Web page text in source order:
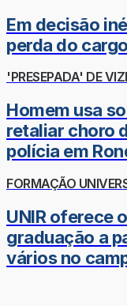
Em decisão
perda do
'PRESEPADA' DE
Homem usa
retaliar choro
polícia em
FORMAÇÃO
UNIR oferece
graduação a
vários no